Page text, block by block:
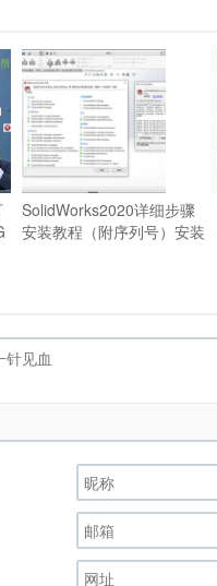
SolidWorks2020详细步骤
安装教程（附序列号）安装